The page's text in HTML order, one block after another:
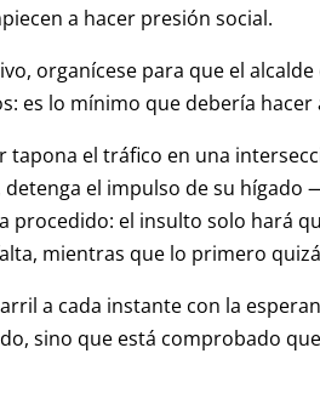
a hacer presión social.
organícese para que el
es lo mínimo que debería
tapona el tráfico en una
el impulso de su hígado
procedido: el insulto solo hará
mientras que lo primero
a cada instante con la
sino que está comprobado